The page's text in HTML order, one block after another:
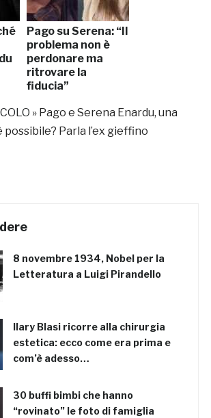
Pago su Serena: “Il
problema non è
perdonare ma
ritrovare la
fiducia”
» Pago e Serena Enardu, una
Parla l’ex gieffino
8 novembre 1934, Nobel per la
Letteratura a Luigi Pirandello
Ilary Blasi ricorre alla chirurgia
estetica: ecco come era prima e
com’è adesso…
30 buffi bimbi che hanno
“rovinato” le foto di famiglia